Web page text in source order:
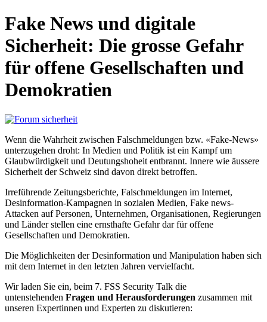
Fake News und digitale
Sicherheit: Die grosse Gefahr
für offene Gesellschaften und
Demokratien
Wenn die Wahrheit zwischen Falschmeldungen bzw. «Fake-News»
unterzugehen droht: In Medien und Politik ist ein Kampf um
Glaubwürdigkeit und Deutungshoheit entbrannt. Innere wie äussere
Sicherheit der Schweiz sind davon direkt betroffen.
Irreführende Zeitungsberichte, Falschmeldungen im Internet,
Desinformation-Kampagnen in sozialen Medien, Fake news-
Attacken auf Personen, Unternehmen, Organisationen, Regierungen
und Länder stellen eine ernsthafte Gefahr dar für offene
Gesellschaften und Demokratien.
Die Möglichkeiten der Desinformation und Manipulation haben sich
mit dem Internet in den letzten Jahren vervielfacht.
Wir laden Sie ein, beim 7. FSS Security Talk die
untenstehenden Fragen und Herausforderungen zusammen mit
unseren Expertinnen und Experten zu diskutieren: